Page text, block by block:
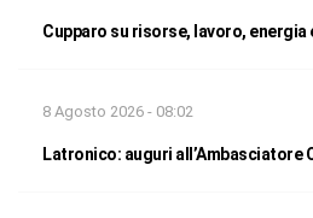
Cupparo su risorse, lavoro, energia
8 Agosto 2026 - 08:02
Latronico: auguri all’Ambasciatore